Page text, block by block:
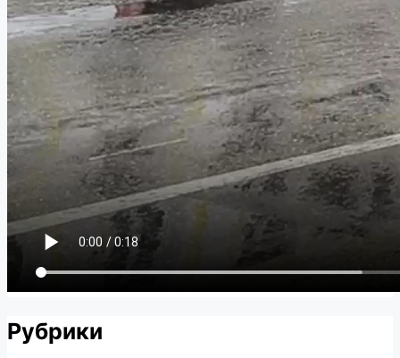
Рубрики